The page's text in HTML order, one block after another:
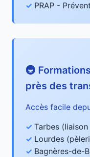
PRAP -
🚇
près des
Accès facile
Tarbes (liaison
Lourdes
Bagnères-de-